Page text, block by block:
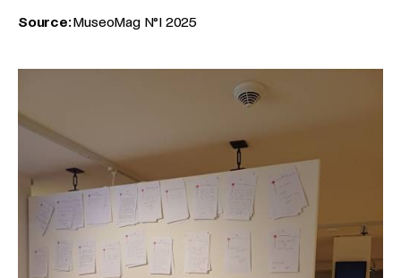
Source:MuseoMag N°I 2025